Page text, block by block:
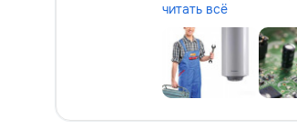
читать всё